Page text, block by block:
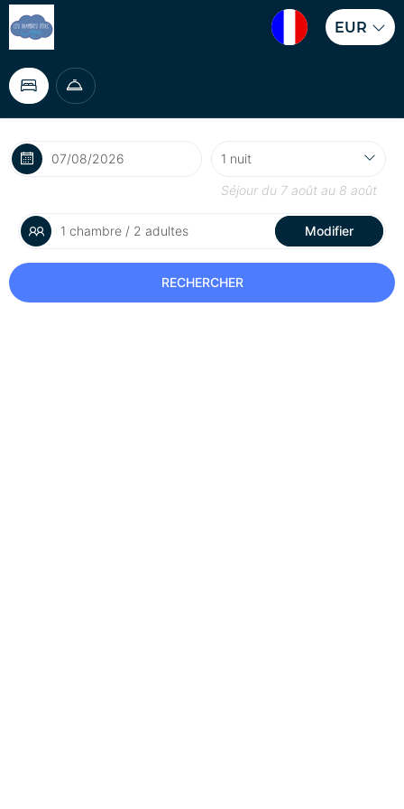
EUR
Séjour du 7 août au 8 août
1 chambre / 2 adultes Modifier